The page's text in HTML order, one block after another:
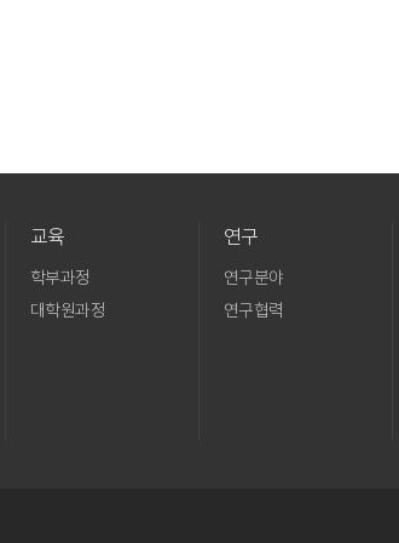
교육
학부과정
대학원과정
연구
연구분야
연구협력